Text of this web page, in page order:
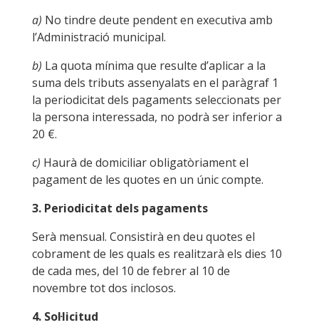
a) No tindre deute pendent en executiva amb
l’Administració municipal.
b) La quota mínima que resulte d’aplicar a la
suma dels tributs assenyalats en el paràgraf 1
la periodicitat dels pagaments seleccionats per
la persona interessada, no podrà ser inferior a
20 €.
c) Haurà de domiciliar obligatòriament el
pagament de les quotes en un únic compte.
3. Periodicitat dels pagaments
Serà mensual. Consistirà en deu quotes el
cobrament de les quals es realitzarà els dies 10
de cada mes, del 10 de febrer al 10 de
novembre tot dos inclosos.
4. Sol·licitud